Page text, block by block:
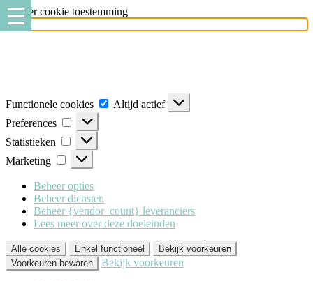
Beheer cookie toestemming
Functionele cookies
Altijd actief
Preferences
Statistieken
Marketing
Beheer opties
Beheer diensten
Beheer {vendor_count} leveranciers
Lees meer over deze doeleinden
Alle cookies Enkel functioneel
Bekijk voorkeuren
Voorkeuren bewaren
Bekijk voorkeuren